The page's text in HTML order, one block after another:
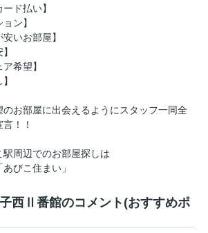
ード払い】
ン】
安いお部屋】
希望】
のお部屋に出会えるようにスタッフ一同全
！！
駅周辺でのお部屋探しは
びこ住まい」
西Ⅱ番館のコメント(おすすめポ